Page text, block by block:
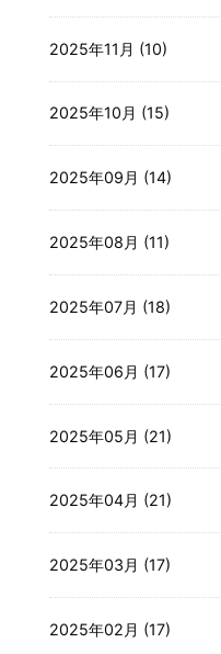
2025年11月 (10)
2025年10月 (15)
2025年09月 (14)
2025年08月 (11)
2025年07月 (18)
2025年06月 (17)
2025年05月 (21)
2025年04月 (21)
2025年03月 (17)
2025年02月 (17)